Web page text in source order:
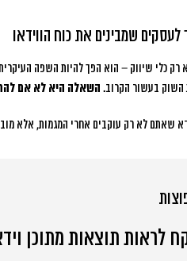
לעסקים שמבינים את כוח הווידאו
רק כלי שיווק – הוא הפך להיות השפה
השוק בעשור הקרוב. השאלה היא לא אם
שאתם לא רק עוקבים אחרי המגמות, אלא
לראות תוצאות מתוכן